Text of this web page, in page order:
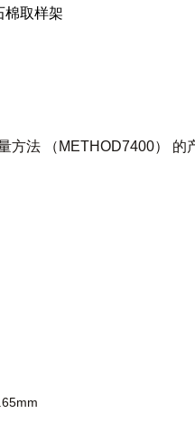
棉取样架
方法 （METHOD7400）